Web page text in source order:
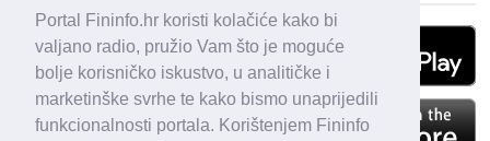
Portal Fininfo.hr koristi kolačiće kako bi
valjano radio, pružio Vam što je moguće
bolje korisničko iskustvo, u analitičke i
marketinške svrhe te kako bismo unaprijedili
funkcionalnosti portala. Korištenjem Fininfo